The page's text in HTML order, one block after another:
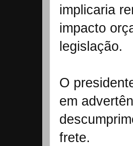
implicaria
impacto
legislação.
O
em
frete.